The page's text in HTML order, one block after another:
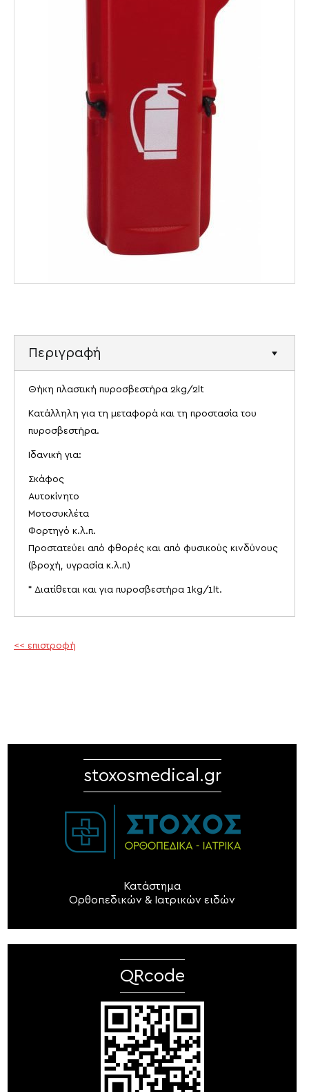
Περιγραφή
Θήκη πλαστική πυροσβεστήρα 2kg/2lt
Κατάλληλη για τη μεταφορά και τη προστασία του
πυροσβεστήρα.
Ιδανική για:
Σκάφος
Αυτοκίνητο
Μοτοσυκλέτα
Φορτηγό κ.λ.π.
Προστατεύει από φθορές και από φυσικούς κινδύνους
(βροχή, υγρασία κ.λ.π)
* Διατίθεται και για πυροσβεστήρα 1kg/1lt.
<< επιστροφή
stoxosmedical.gr
Κατάστημα
Ορθοπεδικών & Ιατρικών ειδών
QRcode